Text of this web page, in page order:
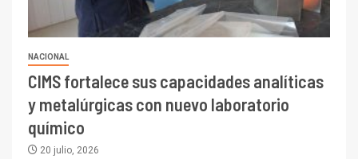
NACIONAL
CIMS fortalece sus capacidades analíticas
y metalúrgicas con nuevo laboratorio
químico
20 julio, 2026